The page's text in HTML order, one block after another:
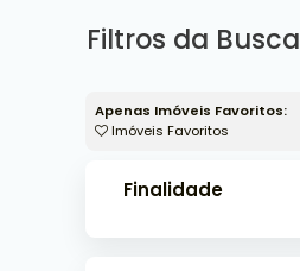
Filtros da Busca
Apenas Imóveis Favoritos:
Imóveis Favoritos
Finalidade